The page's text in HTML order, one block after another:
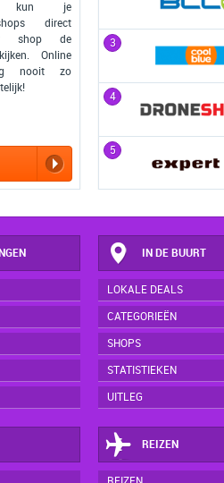
kun je
direct
shop de
Online
nooit zo
3
4
5
IN DE BUURT
LOKALE DEALS
CATEGORIEËN
SHOPS
STATISTIEKEN
UITLEG
REIZEN